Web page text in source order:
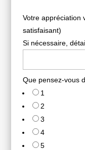
Votre appréciation
satisfaisant)
Si nécessaire,
Que pensez-vous
1
2
3
4
5